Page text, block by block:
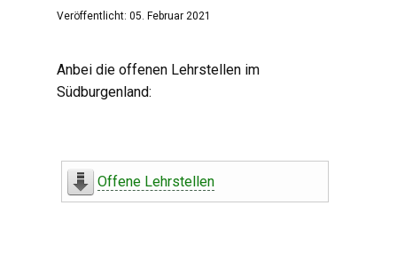
Veröffentlicht: 05. Februar 2021
Anbei die offenen Lehrstellen im
Südburgenland:
Offene Lehrstellen